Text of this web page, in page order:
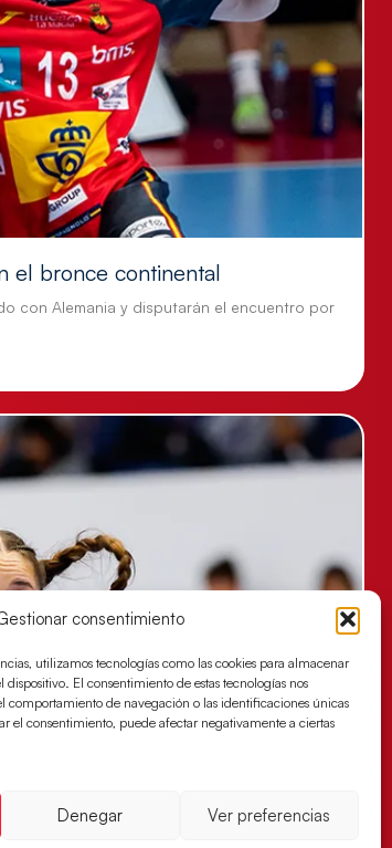
consentimiento
utilizamos tecnologías como las cookies para almacenar
El consentimiento de estas tecnologías nos
comportamiento de navegación o las identificaciones únicas
el consentimiento, puede afectar negativamente a ciertas
Denegar Ver preferencias
el bronce continental
con Alemania y disputarán el encuentro por